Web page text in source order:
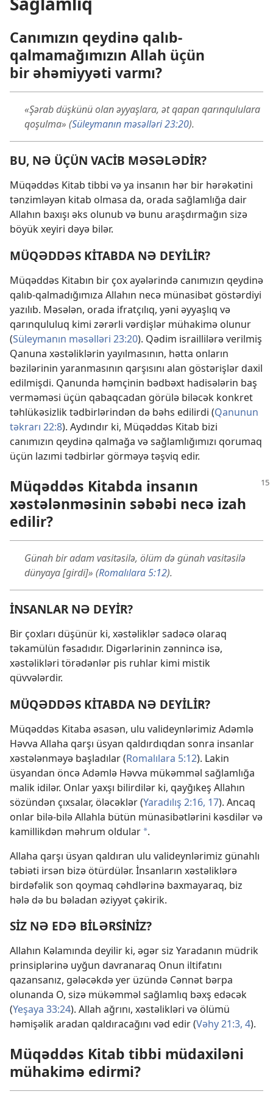
Canımızın qeydinə qalıb-
qalmamağımızın Allah üçün
bir əhəmiyyəti varmı?
«Şərab düşkünü olan əyyaşlara, ət qapan qarınqululara
qoşulma» (Süleymanın məsəlləri 23:20).
BU, NƏ ÜÇÜN VACİB MƏSƏLƏDİR?
Müqəddəs Kitab tibbi və ya insanın hər bir hərəkətini
tənzimləyən kitab olmasa da, orada sağlamlığa dair
Allahın baxışı əks olunub və bunu araşdırmağın sizə
böyük xeyiri dəyə bilər.
MÜQƏDDƏS KİTABDA NƏ DEYİLİR?
Müqəddəs Kitabın bir çox ayələrində canımızın qeydinə
qalıb-qalmadığımıza Allahın necə münasibət göstərdiyi
yazılıb. Məsələn, orada ifratçılıq, yəni əyyaşlıq və
qarınqululuq kimi zərərli vərdişlər mühakimə olunur
(Süleymanın məsəlləri 23:20). Qədim israillilərə verilmiş
Qanuna xəstəliklərin yayılmasının, hətta onların
bəzilərinin yaranmasının qarşısını alan göstərişlər daxil
edilmişdi. Qanunda həmçinin bədbəxt hadisələrin baş
verməməsi üçün qabaqcadan görülə biləcək konkret
təhlükəsizlik tədbirlərindən də bəhs edilirdi (Qanunun
təkrarı 22:8). Aydındır ki, Müqəddəs Kitab bizi
canımızın qeydinə qalmağa və sağlamlığımızı qorumaq
üçün lazımi tədbirlər görməyə təşviq edir.
Müqəddəs Kitabda insanın
xəstələnməsinin səbəbi necə izah
edilir?
Günah bir adam vasitəsilə, ölüm də günah vasitəsilə
dünyaya [girdi]» (Romalılara 5:12).
İNSANLAR NƏ DEYİR?
Bir çoxları düşünür ki, xəstəliklər sadəcə olaraq
təkamülün fəsadıdır. Digərlərinin zənnincə isə,
xəstəlikləri törədənlər pis ruhlar kimi mistik
qüvvələrdir.
MÜQƏDDƏS KİTABDA NƏ DEYİLİR?
Müqəddəs Kitaba əsasən, ulu valideynlərimiz Adəmlə
Həvva Allaha qarşı üsyan qaldırdıqdan sonra insanlar
xəstələnməyə başladılar (Romalılara 5:12). Lakin
üsyandan öncə Adəmlə Həvva mükəmməl sağlamlığa
malik idilər. Onlar yaxşı bilirdilər ki, qayğıkeş Allahın
sözündən çıxsalar, öləcəklər (Yaradılış 2:16, 17). Ancaq
onlar bilə-bilə Allahla bütün münasibətlərini kəsdilər və
kamillikdən məhrum oldular *.
Allaha qarşı üsyan qaldıran ulu valideynlərimiz günahlı
təbiəti irsən bizə ötürdülər. İnsanların xəstəliklərə
birdəfəlik son qoymaq cəhdlərinə baxmayaraq, biz
hələ də bu bəladan əziyyət çəkirik.
SİZ NƏ EDƏ BİLƏRSİNİZ?
Allahın Kəlamında deyilir ki, əgər siz Yaradanın müdrik
prinsiplərinə uyğun davranaraq Onun iltifatını
qazansanız, gələcəkdə yer üzündə Cənnət bərpa
olunanda O, sizə mükəmməl sağlamlıq bəxş edəcək
(Yeşaya 33:24). Allah ağrını, xəstəlikləri və ölümü
həmişəlik aradan qaldıracağını vəd edir (Vəhy 21:3, 4).
Müqəddəs Kitab tibbi müdaxiləni
mühakimə edirmi?